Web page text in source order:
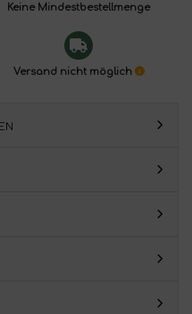
Keine Mindestbestellmenge
Versand nicht möglich